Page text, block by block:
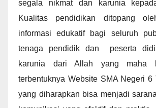
segala nikmat dan karunia
Kualitas pendidikan ditopang
informasi edukatif bagi seluruh
tenaga pendidik dan peserta
karunia dari Allah yang maha
terbentuknya Website SMA Negeri 6
yang diharapkan bisa menjadi